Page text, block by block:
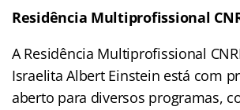
Residência Multiprofissional
A Residência Multiprofissional
Israelita Albert Einstein está com
aberto para diversos programas,